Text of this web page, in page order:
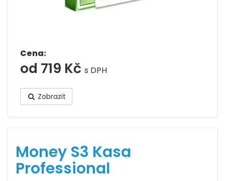
Cena:
od 719 Kč s DPH
Zobrazit
Money S3 Kasa
Professional